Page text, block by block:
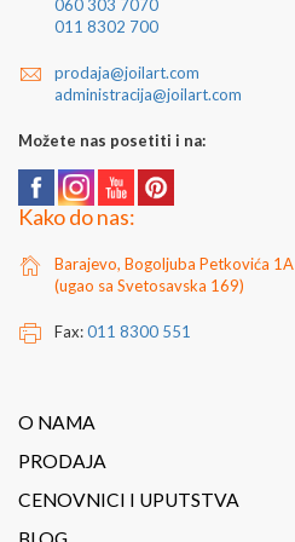
060 303 7070
011 8302 700
prodaja@joilart.com
administracija@joilart.com
Možete nas posetiti i na:
Kako do nas:
Barajevo, Bogoljuba Petkovića 1A
(ugao sa Svetosavska 169)
Fax:011 8300 551
O NAMA
PRODAJA
CENOVNICI I UPUTSTVA